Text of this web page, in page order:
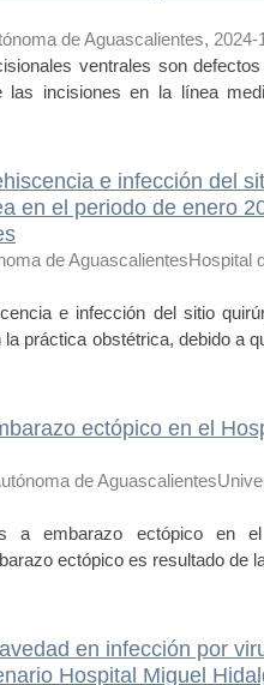
de Aguascalientes, 2024-
ventrales son
incisiones en la línea
e infección del
en el periodo de enero
de AguascalientesHospital
e infección del sitio
práctica obstétrica, debido a
ectópico en el
de
a embarazo ectópico en
ectópico es resultado de
en infección por
Hospital Miguel